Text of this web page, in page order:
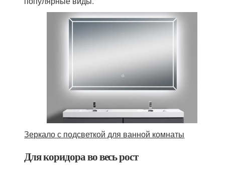
Зеркало с подсветкой для ванной комнаты
Для коридора во весь рост